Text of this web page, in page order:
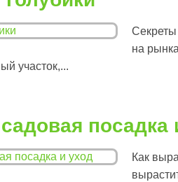
Секреты
на
участок,...
посадка
Как